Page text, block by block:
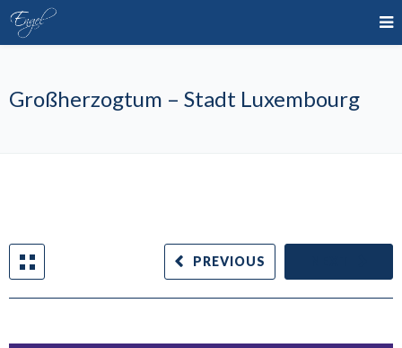
Großherzogtum – Stadt Luxembourg
PREVIOUS